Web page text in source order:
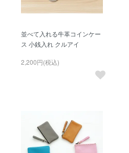
並べて入れる牛革コインケー
ス 小銭入れ クルアイ
2,200円(税込)